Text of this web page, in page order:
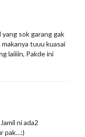
sok garang gak
tuuu kuasai
laiiiin, Pakde ini
ni ada2
pak…:)